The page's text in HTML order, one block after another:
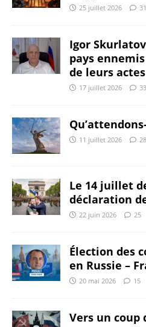
25 juillet 2026 31
Igor
pays
de leurs actes
17 juillet 2026 33
11 juillet 2026 28
Le 14 juillet
déclaration
22 juin 2026 25
Élection des
en Russie –
20 mai 2026 15
Vers un coup